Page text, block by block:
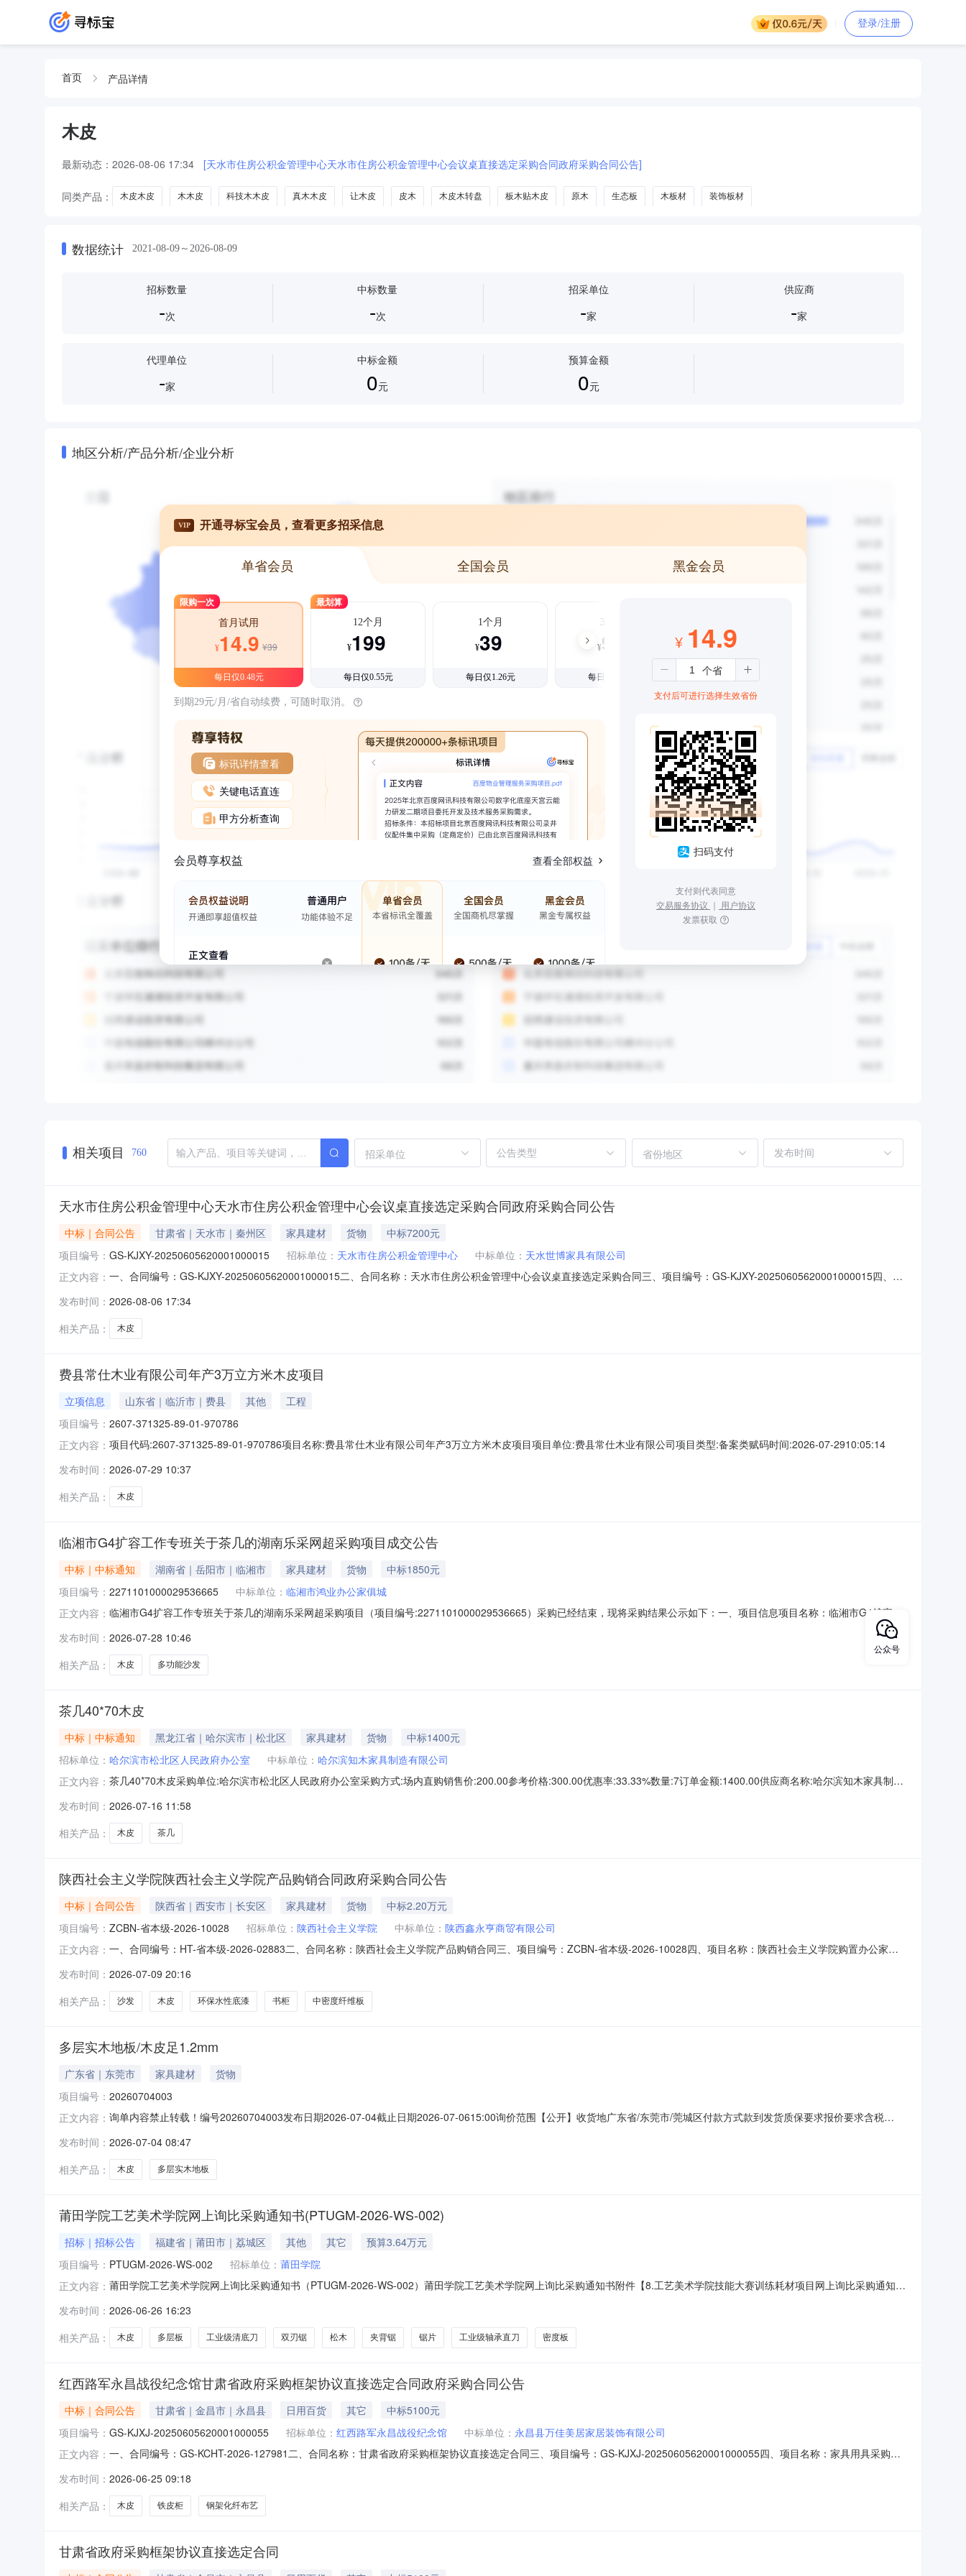
登录/注册
首页 产品详情
木皮
最新动态： 2026-08-06 17:34 [天水市住房公积金管理中心天水市住房公积金管理中心会议桌直接选定采购合同政府采购合同公告]
同类产品： 木皮木皮 木木皮 科技木木皮 真木木皮 让木皮 皮木 木皮木转盘 板木贴木皮 原木 生态板 木板材 装饰板材
数据统计 2021-08-09～2026-08-09
招标数量
-次
中标数量
-次
招采单位
-家
供应商
-家
代理单位
-家
中标金额
0元
预算金额
0元
地区分析/产品分析/企业分析
VIP 开通寻标宝会员，查看更多招采信息
单省会员 全国会员 黑金会员
限购一次
首月试用
¥14.9 ¥39
每日仅0.48元
最划算
12个月
¥199
每日仅0.55元
1个月
¥39
每日仅1.26元
3个月
¥99
每日仅1.08元
到期29元/月/省自动续费，可随时取消。
标讯详情查看
关键电话直连
甲方分析查询
会员尊享权益 查看全部权益
¥ 14.9
支付后可进行选择生效省份
扫码支付
支付则代表同意
交易服务协议 ｜ 用户协议
发票获取
相关项目 760 招采单位 省份地区
天水市住房公积金管理中心天水市住房公积金管理中心会议桌直接选定采购合同政府采购合同公告
中标｜合同公告 甘肃省｜天水市｜秦州区 家具建材 货物
中标7200元
项目编号： GS-KJXY-20250605620001000015 招标单位： 天水市住房公积金管理中心 中标单位： 天水世博家具有限公司
正文内容： 一、合同编号：GS-KJXY-20250605620001000015二、合同名称：天水市住房公积金管理中心会议桌直接选定采购合同三、项目编号：GS-KJXY-20250605620001000015四、项
方)：天水世博家具有限公司地址：甘肃省天水市秦州区七里墩街道联系方式：13809383634六、合同主要信息主要标的：序号名称数量(单位)单价(元
发布时间： 2026-08-06 17:34
相关产品：
木皮
费县常仕木业有限公司年产3万立方米木皮项目
立项信息 山东省｜临沂市｜费县 其他
工程
项目编号： 2607-371325-89-01-970786
正文内容： 项目代码:2607-371325-89-01-970786项目名称:费县常仕木业有限公司年产3万立方米木皮项目项目单位:费县常仕木业有限公司项目类型:备案类赋码时间:2026-07-2910:05:14
发布时间： 2026-07-29 10:37
相关产品：
木皮
临湘市G4扩容工作专班关于茶几的湖南乐采网超采购项目成交公告
中标｜中标通知 湖南省｜岳阳市｜临湘市 家具建材 货物
中标1850元
项目编号： 2271101000029536665 中标单位： 临湘市鸿业办公家俱城
正文内容： 临湘市G4扩容工作专班关于茶几的湖南乐采网超采购项目（项目编号:2271101000029536665）采购已经结束，现将采购结果公示如下：一、项目信息项目名称：临湘市G4扩容工
作专班关于茶几的湖南乐采网超采购项目项目编号：2271101000029536665项目所在行政区划编码：430682项目所在行政区划名称：湖南省岳阳市临湘市报价起止时间：-二、采
购单位信息采购单位名称：临湘市G4扩容工作专班采购单位地址：湖南省临湘市长安西路131号采购单位统一社会信用代码或组织机构代码：/采购单位预算编码：0三、成交信息
发布时间： 2026-07-28 10:46
相关产品：
木皮 多功能沙发
茶几40*70木皮
中标｜中标通知 黑龙江省｜哈尔滨市｜松北区 家具建材 货物
中标1400元
招标单位： 哈尔滨市松北区人民政府办公室 中标单位： 哈尔滨知木家具制造有限公司
正文内容： 茶几40*70木皮采购单位:哈尔滨市松北区人民政府办公室采购方式:场内直购销售价:200.00参考价格:300.00优惠率:33.33%数量:7订单金额:1400.00供应商名称:哈尔滨知木家具制造
发布时间： 2026-07-16 11:58
相关产品：
木皮 茶几
陕西社会主义学院陕西社会主义学院产品购销合同政府采购合同公告
中标｜合同公告 陕西省｜西安市｜长安区 家具建材 货物
中标2.20万元
项目编号： ZCBN-省本级-2026-10028 招标单位： 陕西社会主义学院 中标单位： 陕西鑫永亨商贸有限公司
正文内容： 一、合同编号：HT-省本级-2026-02883二、合同名称：陕西社会主义学院产品购销合同三、项目编号：ZCBN-省本级-2026-10028四、项目名称：陕西社会主义学院购置办公家具
事处朝阳社区农业大厦联系方式：18909136389六、合同主要信息主要标的：序号名称数量(单位)单价(元)总价(元)规格型号/服务要求147403(张)￥1,58
发布时间： 2026-07-09 20:16
相关产品：
沙发 木皮 环保水性底漆 书柜 中密度纤维板
多层实木地板/木皮足1.2mm
广东省｜东莞市 家具建材
货物
项目编号： 20260704003
正文内容： 询单内容禁止转载！编号20260704003发布日期2026-07-04截止日期2026-07-0615:00询价范围【公开】收货地广东省/东莞市/莞城区付款方式款到发货质保要求报价要求含税
取完整有效的询价信息，请访问azt365.com免费注册，即可查看完整信息。认证过的企业可查看补充说明询单内容禁止转载！看到本消息时，请您注意！本单数据来源：
发布时间： 2026-07-04 08:47
相关产品：
木皮 多层实木地板
莆田学院工艺美术学院网上询比采购通知书(PTUGM-2026-WS-002)
招标｜招标公告 福建省｜莆田市｜荔城区 其他 其它
预算3.64万元
项目编号： PTUGM-2026-WS-002 招标单位： 莆田学院
正文内容： 莆田学院工艺美术学院网上询比采购通知书（PTUGM-2026-WS-002）莆田学院工艺美术学院网上询比采购通知书附件【8.工艺美术学院技能大赛训练耗材项目网上询比采购通知书
发布时间： 2026-06-26 16:23
相关产品：
木皮 多层板 工业级清底刀 双刃锯 松木 夹背锯 锯片 工业级轴承直刀 密度板
红西路军永昌战役纪念馆甘肃省政府采购框架协议直接选定合同政府采购合同公告
中标｜合同公告 甘肃省｜金昌市｜永昌县 日用百货 其它
中标5100元
项目编号： GS-KJXJ-20250605620001000055 招标单位： 红西路军永昌战役纪念馆 中标单位： 永昌县万佳美居家居装饰有限公司
正文内容： 一、合同编号：GS-KCHT-2026-127981二、合同名称：甘肃省政府采购框架协议直接选定合同三、项目编号：GS-KJXJ-20250605620001000055四、项目名称：家具用具采购
昌县甘肃省金昌市永昌县城关镇西泽家园圣雅苑3号综合楼2楼联系方式：15693533336六、合同主要信息主要标的：序号名称数量(单位)单价(元)总价(元)规
发布时间： 2026-06-25 09:18
相关产品：
木皮 铁皮柜 钢架化纤布艺
甘肃省政府采购框架协议直接选定合同
公众号